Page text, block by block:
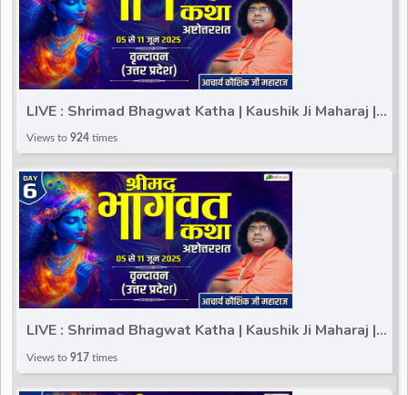
LIVE : Shrimad Bhagwat Katha | Kaushik Ji Maharaj |
Vrindavan (Uttar Pradesh) | Day 5
Views to 924 times
LIVE : Shrimad Bhagwat Katha | Kaushik Ji Maharaj |
Vrindavan (Uttar Pradesh) | Day 6
Views to 917 times